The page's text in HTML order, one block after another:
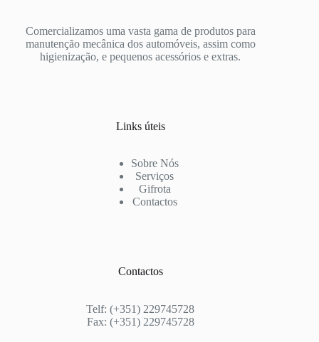
Comercializamos uma vasta gama de produtos para
manutenção mecânica dos automóveis, assim como
higienização, e pequenos acessórios e extras.
Links úteis
Sobre Nós
Serviços
Gifrota
Contactos
Contactos
Telf: (+351) 229745728
Fax: (+351) 229745728